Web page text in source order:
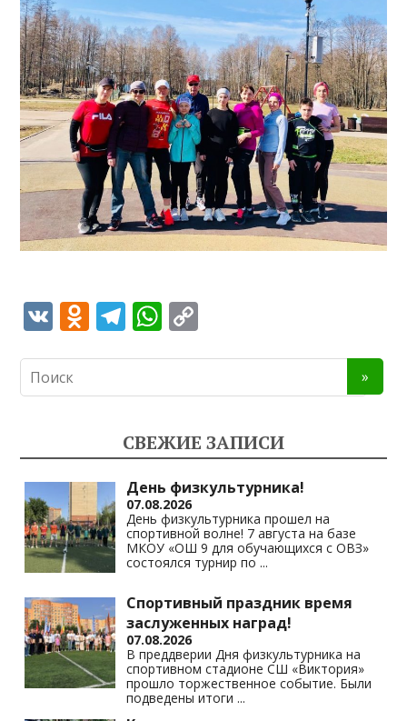
V O
o
as
s
ni
ki
T
gr
a
m
W
s
A
p
p
y
Li
n
k
СВЕЖИЕ ЗАПИСИ
День физкультурника!
07.08.2026
День физкультурника прошел на
спортивной волне! 7 августа на базе
МКОУ «ОШ 9 для обучающихся с ОВЗ»
состоялся турнир по ...
Спортивный праздник время
заслуженных наград!
07.08.2026
В преддверии Дня физкультурника на
спортивном стадионе СШ «Виктория»
прошло торжественное событие. Были
подведены итоги ...